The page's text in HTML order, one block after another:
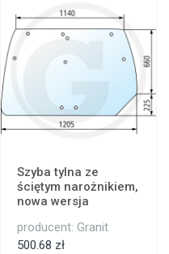
Szyba tylna ze
ściętym narożnikiem,
nowa wersja
producent: Granit
500.68 zł